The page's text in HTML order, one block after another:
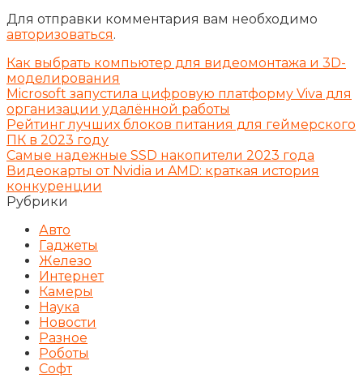
Для отправки комментария вам необходимо
авторизоваться.
Как выбрать компьютер для видеомонтажа и 3D-
моделирования
Microsoft запустила цифровую платформу Viva для
организации удалённой работы
Рейтинг лучших блоков питания для геймерского
ПК в 2023 году
Самые надежные SSD накопители 2023 года
Видеокарты от Nvidia и AMD: краткая история
конкуренции
Рубрики
Авто
Гаджеты
Железо
Интернет
Камеры
Наука
Новости
Разное
Роботы
Софт